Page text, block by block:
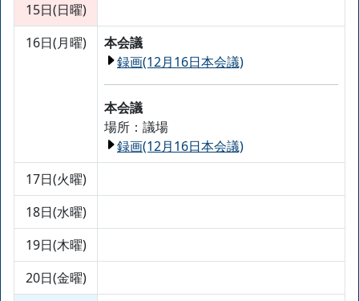
15日(日曜)
16日(月曜)
本会議
録画(12月16日本会議)
本会議
場所：議場
録画(12月16日本会議)
17日(火曜)
18日(水曜)
19日(木曜)
20日(金曜)